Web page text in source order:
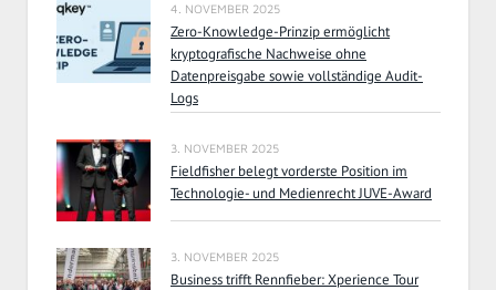
4. NOVEMBER 2025
Zero-Knowledge-Prinzip ermöglicht
kryptografische Nachweise ohne
Datenpreisgabe sowie vollständige Audit-
Logs
3. NOVEMBER 2025
Fieldfisher belegt vorderste Position im
Technologie- und Medienrecht JUVE-Award
3. NOVEMBER 2025
Business trifft Rennfieber: Xperience Tour